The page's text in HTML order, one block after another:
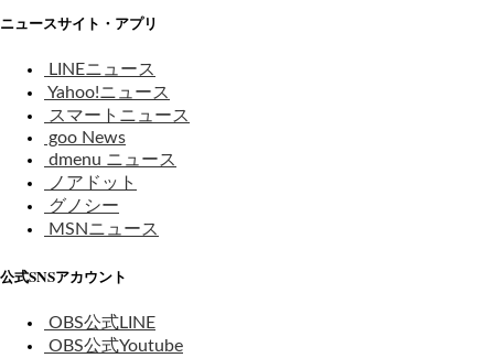
ニュースサイト・アプリ
LINEニュース
Yahoo!ニュース
スマートニュース
goo News
dmenu ニュース
ノアドット
グノシー
MSNニュース
公式SNSアカウント
OBS公式LINE
OBS公式Youtube